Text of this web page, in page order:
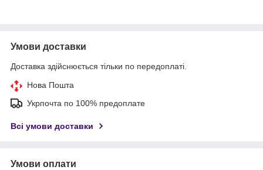
Умови доставки
Доставка здійснюється тільки по передоплаті.
Нова Пошта
Укрпочта по 100% предоплате
Всі умови доставки
Умови оплати